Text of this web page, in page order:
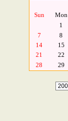
Sun Mon
1
7
8
14
15
21
22
28
29